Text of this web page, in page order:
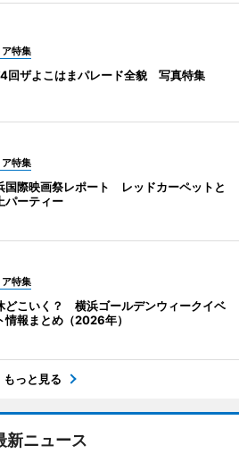
ア特集
回ザよこはまパレード全貌 写真特集
ア特集
国際映画祭レポート レッドカーペットと
パーティー
ア特集
どこいく？ 横浜ゴールデンウィークイベ
情報まとめ（2026年）
もっと見る
新ニュース